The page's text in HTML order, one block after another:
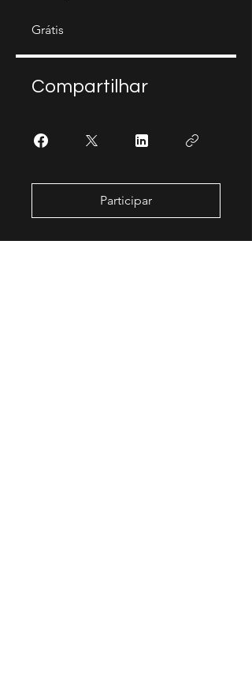
Grátis
Compartilhar
Participar